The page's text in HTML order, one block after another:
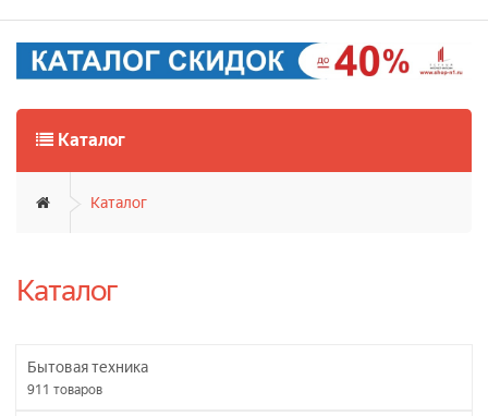
Каталог
Каталог
Каталог
Бытовая техника
911 товаров